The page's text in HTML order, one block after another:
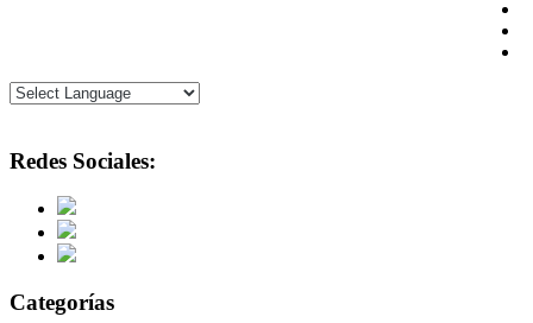
Redes Sociales:
Categorías